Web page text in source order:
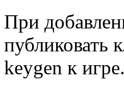
При
публиковать
keygen к игре.